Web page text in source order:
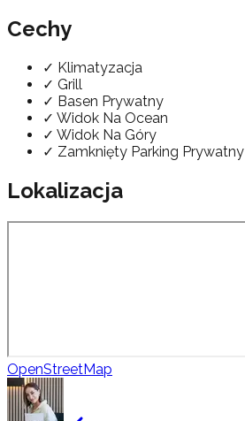
Cechy
✓ Klimatyzacja
✓ Grill
✓ Basen Prywatny
✓ Widok Na Ocean
✓ Widok Na Góry
✓ Zamknięty Parking Prywatny
Lokalizacja
OpenStreetMap